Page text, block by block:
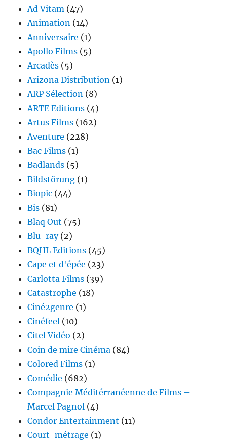
Ad Vitam (47)
Animation (14)
Anniversaire (1)
Apollo Films (5)
Arcadès (5)
Arizona Distribution (1)
ARP Sélection (8)
ARTE Editions (4)
Artus Films (162)
Aventure (228)
Bac Films (1)
Badlands (5)
Bildstörung (1)
Biopic (44)
Bis (81)
Blaq Out (75)
Blu-ray(2)
BQHL Editions (45)
Cape et d'épée (23)
Carlotta Films (39)
Catastrophe (18)
Ciné2genre (1)
Cinéfeel (10)
Citel Vidéo (2)
Coin de mire Cinéma (84)
Colored Films (1)
Comédie (682)
Compagnie Méditérranéenne de Films –
Marcel Pagnol (4)
Condor Entertainment (11)
Court-métrage (1)